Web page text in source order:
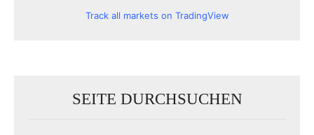
Track all markets on TradingView
SEITE DURCHSUCHEN